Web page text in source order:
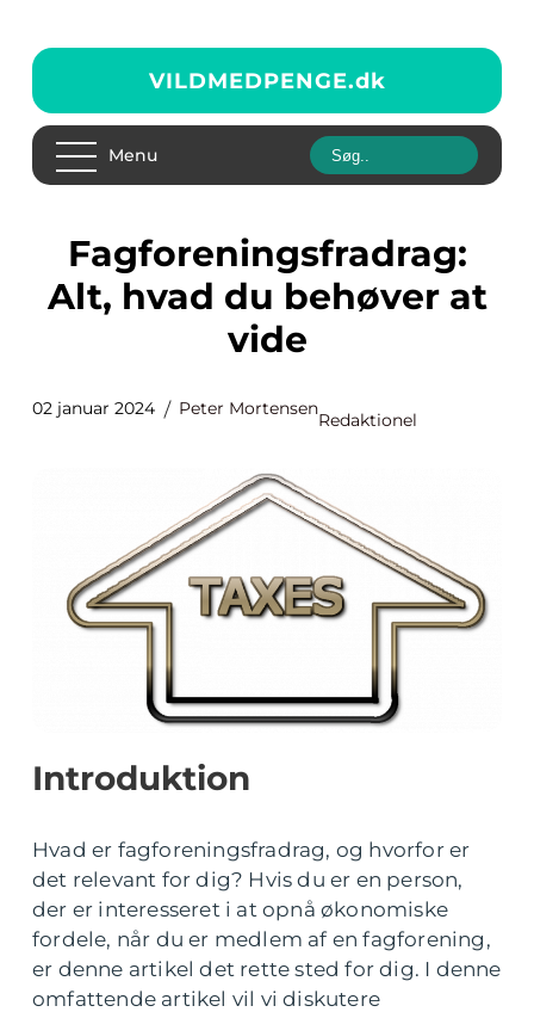
VILDMEDPENGE.dk
Menu
Fagforeningsfradrag:
Alt, hvad du behøver at
vide
02 januar 2024 Peter Mortensen
Redaktionel
Introduktion
Hvad er fagforeningsfradrag, og hvorfor er
det relevant for dig? Hvis du er en person,
der er interesseret i at opnå økonomiske
fordele, når du er medlem af en fagforening,
er denne artikel det rette sted for dig. I denne
omfattende artikel vil vi diskutere